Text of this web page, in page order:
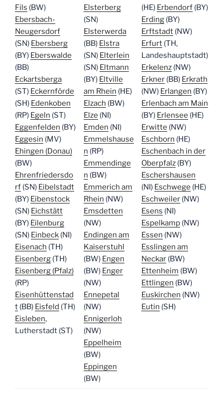
Fils (BW)
Ebersbach-
Neugersdorf
(SN) Ebersberg
(BY) Eberswalde
(BB)
Eckartsberga
(ST) Eckernförde
(SH) Edenkoben
(RP) Egeln (ST)
Eggenfelden (BY)
Eggesin (MV)
Ehingen (Donau)
(BW)
Ehrenfriedersdo
rf (SN) Eibelstadt
(BY) Eibenstock
(SN) Eichstätt
(BY) Eilenburg
(SN) Einbeck (NI)
Eisenach (TH)
Eisenberg (TH)
Eisenberg (Pfalz)
(RP)
Eisenhüttenstad
t (BB) Eisfeld (TH)
Eisleben,
Lutherstadt (ST)
Elsterberg
(SN)
Elsterwerda
(BB) Elstra
(SN) Elterlein
(SN) Eltmann
(BY) Eltville
am Rhein (HE)
Elzach (BW)
Elze (NI)
Emden (NI)
Emmelshause
n (RP)
Emmendinge
n (BW)
Emmerich am
Rhein (NW)
Emsdetten
(NW)
Endingen am
Kaiserstuhl
(BW) Engen
(BW) Enger
(NW)
Ennepetal
(NW)
Ennigerloh
(NW)
Eppelheim
(BW)
Eppingen
(BW)
(HE) Erbendorf(BY)
Erding(BY)
Erftstadt(NW)
Erfurt(TH,
Landeshauptstadt)
Erkelenz(NW)
Erkner(BB) Erkrath
(NW) Erlangen (BY)
Erlenbach am Main
(BY) Erlensee (HE)
Erwitte (NW)
Eschborn (HE)
Eschenbach in der
Oberpfalz(BY)
Eschershausen
(NI) Eschwege (HE)
Eschweiler(NW)
Esens (NI)
Espelkamp(NW)
Essen (NW)
Esslingen am
Neckar(BW)
Ettenheim (BW)
Ettlingen (BW)
Euskirchen (NW)
Eutin (SH)